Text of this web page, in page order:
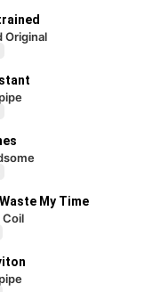
Original
My Time
Coil